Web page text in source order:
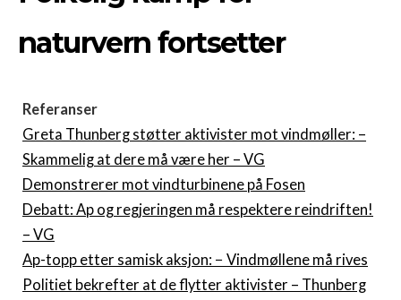
naturvern fortsetter
Referanser
Greta Thunberg støtter aktivister mot vindmøller: –
Skammelig at dere må være her – VG
Demonstrerer mot vindturbinene på Fosen
Debatt: Ap og regjeringen må respektere reindriften!
– VG
Ap-topp etter samisk aksjon: − Vindmøllene må rives
Politiet bekrefter at de flytter aktivister – Thunberg